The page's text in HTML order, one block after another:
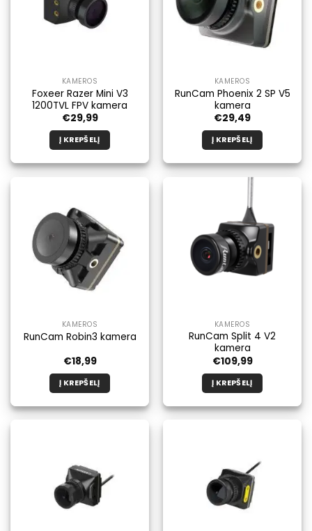
KAMEROS
Foxeer Razer Mini V3
1200TVL FPV kamera
€29,99
Į KREPŠELĮ
KAMEROS
RunCam Phoenix 2 SP V5
kamera
€29,49
Į KREPŠELĮ
KAMEROS
RunCam Robin3 kamera
€18,99
Į KREPŠELĮ
KAMEROS
RunCam Split 4 V2
kamera
€109,99
Į KREPŠELĮ